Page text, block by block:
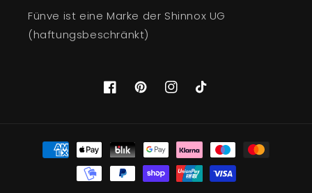
Fünve ist eine Marke der Shinnox UG
(haftungsbeschränkt)
FacebookPinterestInstagram
TikTok
Zahlungsmethoden